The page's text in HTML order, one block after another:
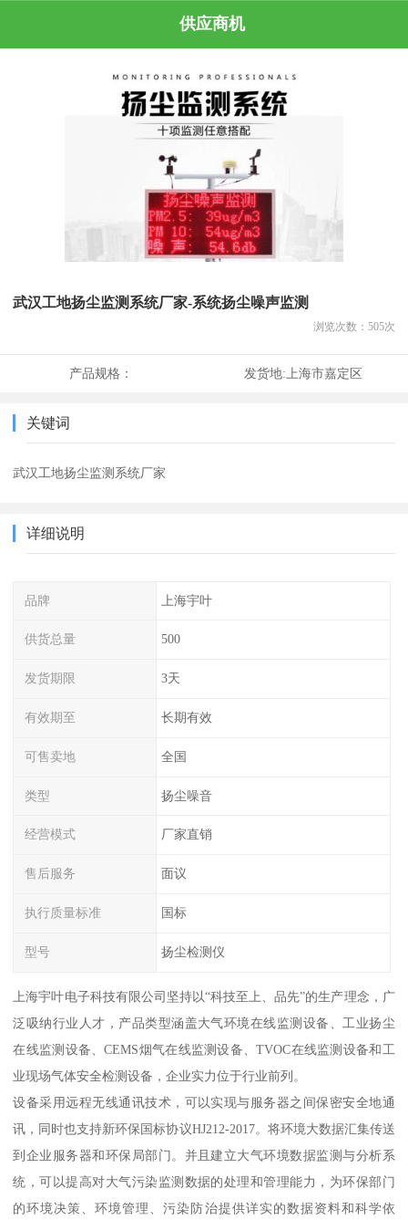
供应商机
武汉工地扬尘监测系统厂家-系统扬尘噪声监测
浏览次数： 505次
产品规格： 发货地:上海市嘉定区
关键词
武汉工地扬尘监测系统厂家
详细说明
品牌 上海宇叶
供货总量 500
发货期限 3天
有效期至 长期有效
可售卖地 全国
类型 扬尘噪音
经营模式 厂家直销
售后服务 面议
执行质量标准 国标
型号 扬尘检测仪
上海宇叶电子科技有限公司坚持以“科技至上、品先”的生产理念，广
泛吸纳行业人才，产品类型涵盖大气环境在线监测设备、工业扬尘
在线监测设备、CEMS烟气在线监测设备、TVOC在线监测设备和工
业现场气体安全检测设备，企业实力位于行业前列。
设备采用远程无线通讯技术，可以实现与服务器之间保密安全地通
讯，同时也支持新环保国标协议HJ212-2017。将环境大数据汇集传送
到企业服务器和环保局部门。并且建立大气环境数据监测与分析系
统，可以提高对大气污染监测数据的处理和管理能力，为环保部门
的环境决策、环境管理、污染防治提供详实的数据资料和科学依